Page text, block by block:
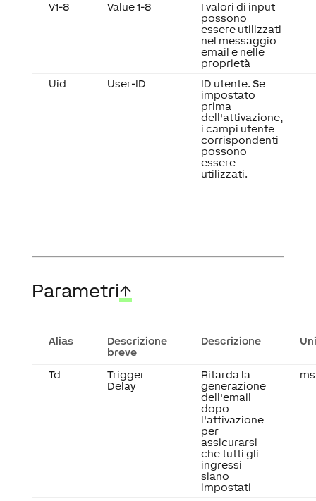
V1-8
Value 1-8
I valori di input
possono
essere utilizzati
nel messaggio
email e nelle
proprietà
Uid
User-ID
ID utente. Se
impostato
prima
dell'attivazione,
i campi utente
corrispondenti
possono
essere
utilizzati.
Parametri↑
Alias
Descrizione
breve
Descrizione
Td
Trigger
Delay
Ritarda la
generazione
dell'email
dopo
l'attivazione
per
assicurarsi
che tutti gli
ingressi
siano
impostati
ms